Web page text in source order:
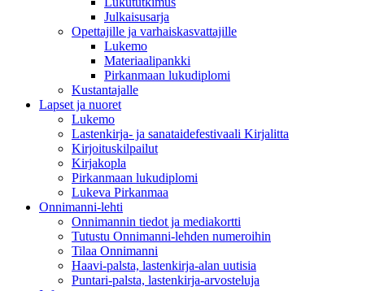
Julkaisusarja
Opettajille ja varhaiskasvattajille
Lukemo
Materiaalipankki
Pirkanmaan lukudiplomi
Kustantajalle
Lapset ja nuoret
Lukemo
Lastenkirja- ja sanataidefestivaali Kirjalitta
Kirjoituskilpailut
Kirjakopla
Pirkanmaan lukudiplomi
Lukeva Pirkanmaa
Onnimanni-lehti
Onnimannin tiedot ja mediakortti
Tutustu Onnimanni-lehden numeroihin
Tilaa Onnimanni
Haavi-palsta, lastenkirja-alan uutisia
Puntari-palsta, lastenkirja-arvosteluja